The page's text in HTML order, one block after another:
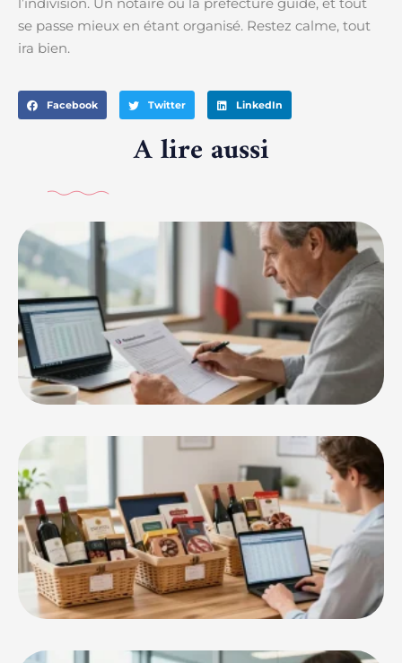
l’indivision. Un notaire ou la préfecture guide, et tout
se passe mieux en étant organisé. Restez calme, tout
ira bien.
Facebook Twitter LinkedIn
A lire aussi